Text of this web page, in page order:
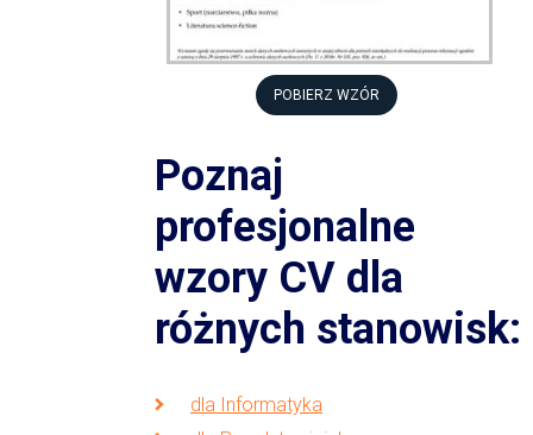
POBIERZ WZÓR
Poznaj
profesjonalne
wzory CV dla
różnych stanowisk:
dla Informatyka